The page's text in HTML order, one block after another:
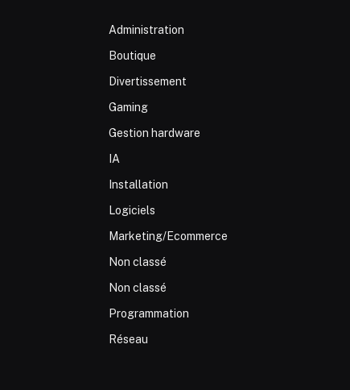
Administration
Boutique
Divertissement
Gaming
Gestion hardware
IA
Installation
Logiciels
Marketing/Ecommerce
Non classé
Non classé
Programmation
Réseau